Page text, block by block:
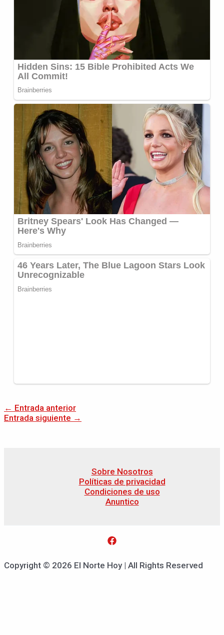
← Entrada anterior
Entrada siguiente →
Sobre Nosotros
Políticas de privacidad
Condiciones de uso
Anuntico
Copyright © 2026 El Norte Hoy | All Rights Reserved